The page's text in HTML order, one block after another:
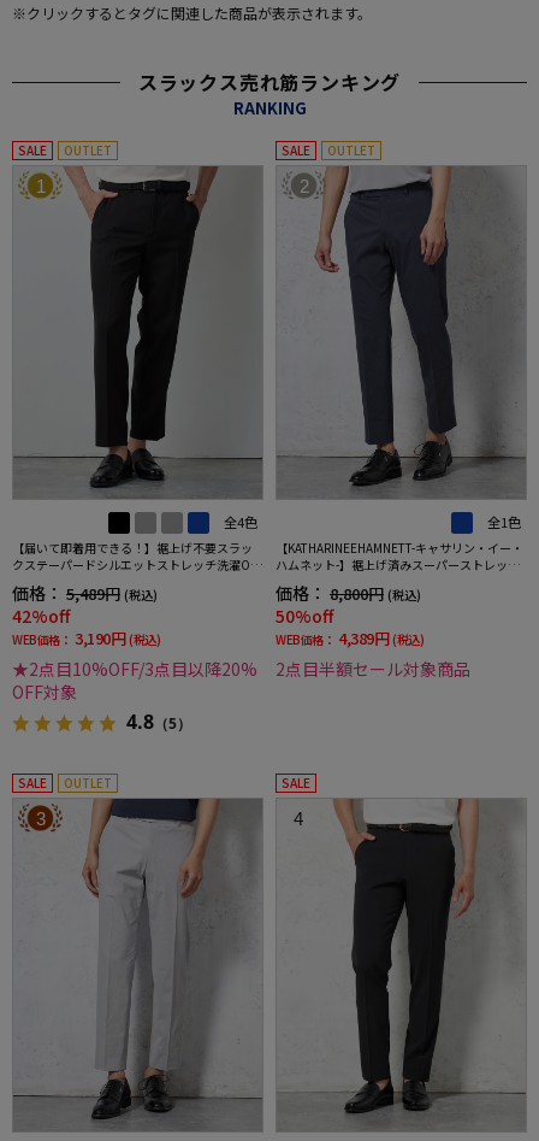
※クリックするとタグに関連した商品が表示されます。
スラックス売れ筋ランキング
RANKING
SALE OUTLET
1
全4色
【届いて即着用できる！】裾上げ不要スラッ
クステーパードシルエットストレッチ洗濯OK
価格： 5,489円 (税込)
42%off
WEB価格： 3,190円 (税込)
★2点目10%OFF/3点目以降20%
OFF対象
4.8 （5）
SALE OUTLET
2
全1色
【KATHARINEEHAMNETT-キャサリン・イー・
ハムネット-】裾上げ済みスーパーストレッチ
価格： 8,800円 (税込)
50%off
WEB価格： 4,389円 (税込)
2点目半額セール対象商品
SALE OUTLET
3
SALE
4